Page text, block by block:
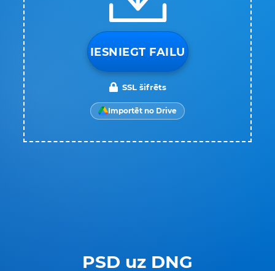
PSD uz DNG
IESNIEGT FAILU
SSL šifrēts
Importēt no Drive